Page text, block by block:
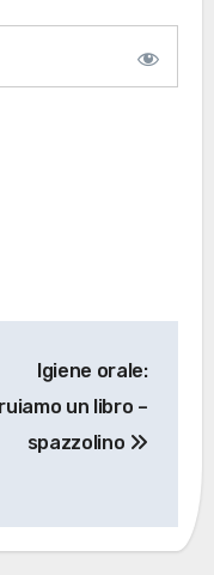
Igiene orale:
un libro –
spazzolino